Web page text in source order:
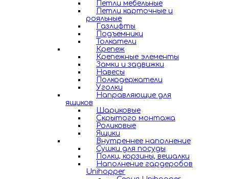
Петли мебельные
Петли карточные и
рояльные
Газлифты
Подъемники
Толкатели
Крепеж
Крепежные элементы
Замки и задвижки
Навесы
Полкодержатели
Уголки
Направляющие для
ящиков
Шариковые
Скрытого монтажа
Роликовые
Ящики
Внутреннее наполнение
Сушки для посуды
Полки, корзины, вешалки
Наполнение гардеробов
Unihopper